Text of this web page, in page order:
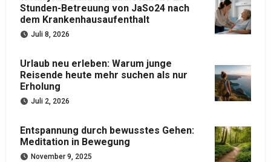
Stunden-Betreuung von JaSo24 nach
dem Krankenhausaufenthalt
Juli 8, 2026
Urlaub neu erleben: Warum junge
Reisende heute mehr suchen als nur
Erholung
Juli 2, 2026
Entspannung durch bewusstes Gehen:
Meditation in Bewegung
November 9, 2025